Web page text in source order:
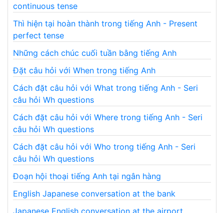
continuous tense
Thì hiện tại hoàn thành trong tiếng Anh - Present
perfect tense
Những cách chúc cuối tuần bằng tiếng Anh
Đặt câu hỏi với When trong tiếng Anh
Cách đặt câu hỏi với What trong tiếng Anh - Seri
câu hỏi Wh questions
Cách đặt câu hỏi với Where trong tiếng Anh - Seri
câu hỏi Wh questions
Cách đặt câu hỏi với Who trong tiếng Anh - Seri
câu hỏi Wh questions
Đoạn hội thoại tiếng Anh tại ngân hàng
English Japanese conversation at the bank